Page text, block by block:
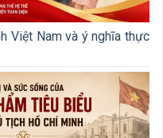
Việt Nam và ý nghĩa thực